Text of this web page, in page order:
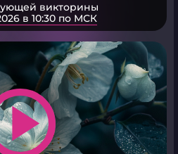
викторины
в 10:30 по МСК